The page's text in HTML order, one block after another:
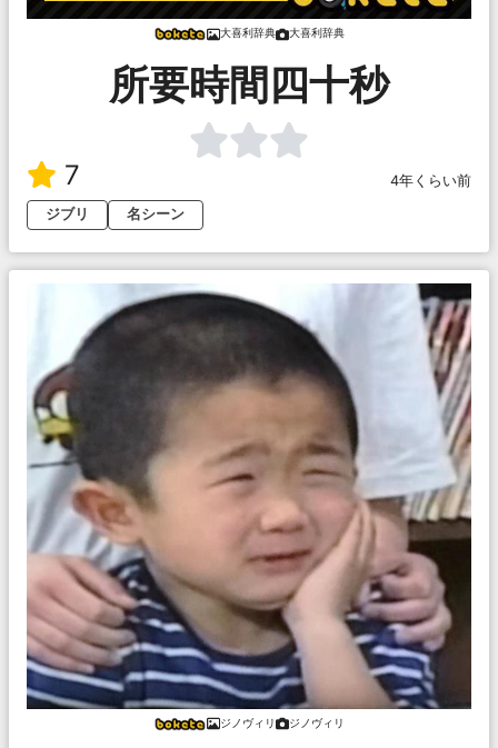
大喜利辞典 大喜利辞典
所要時間四十秒
7
4年くらい前
ジブリ
名シーン
ジノヴィリ ジノヴィリ